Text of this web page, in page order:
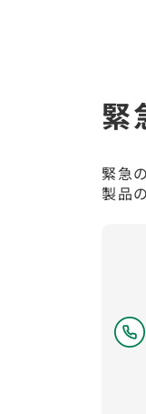
緊
緊急
製品